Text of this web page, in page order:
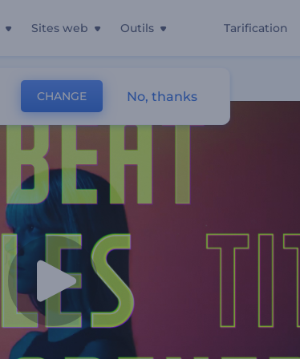
Sites web Outils Tarification
CHANGE No, thanks